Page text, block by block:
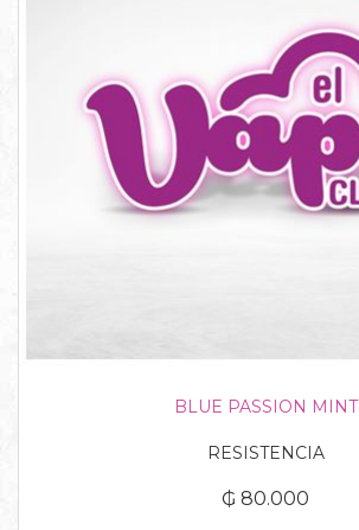
BLUE PASSION MINT
RESISTENCIA
₲ 80.000